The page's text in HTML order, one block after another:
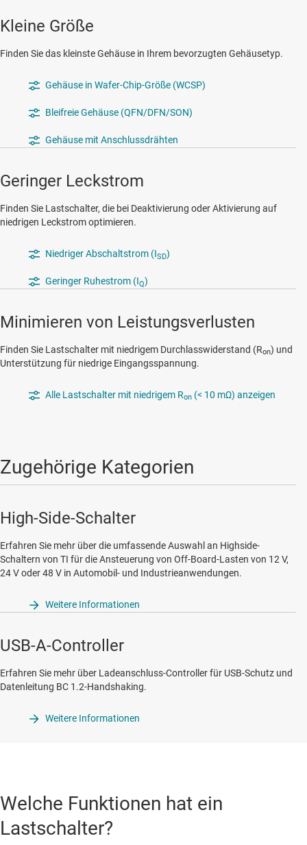
Kleine Größe
Finden Sie das kleinste Gehäuse in Ihrem bevorzugten Gehäusetyp.
Gehäuse in Wafer-Chip-Größe (WCSP)
Bleifreie Gehäuse (QFN/DFN/SON)
Gehäuse mit Anschlussdrähten
Geringer Leckstrom
Finden Sie Lastschalter, die bei Deaktivierung oder Aktivierung auf
niedrigen Leckstrom optimieren.
Niedriger Abschaltstrom (ISD)
Geringer Ruhestrom (IQ)
Minimieren von Leistungsverlusten
Finden Sie Lastschalter mit niedrigem Durchlasswiderstand (Ron) und
Unterstützung für niedrige Eingangsspannung.
Alle Lastschalter mit niedrigem Ron (< 10 mΩ) anzeigen
Zugehörige Kategorien
High-Side-Schalter
Erfahren Sie mehr über die umfassende Auswahl an Highside-
Schaltern von TI für die Ansteuerung von Off-Board-Lasten von 12 V,
24 V oder 48 V in Automobil- und Industrieanwendungen.
Weitere Informationen
USB-A-Controller
Erfahren Sie mehr über Ladeanschluss-Controller für USB-Schutz und
Datenleitung BC 1.2-Handshaking.
Weitere Informationen
Welche Funktionen hat ein
Lastschalter?